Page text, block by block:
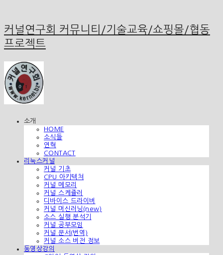
커널연구회 커뮤니티/기술교육/쇼핑몰/협동
프로젝트
소개
HOME
소식들
연혁
CONTACT
리눅스커널
커널 기초
CPU 아키텍쳐
커널 메모리
커널 스케쥴러
디바이스 드라이버
커널 머신러닝(new)
소스 실행 분석기
커널 공부모임
커널 문서(번역)
커널 소스 버전 정보
동영상강의